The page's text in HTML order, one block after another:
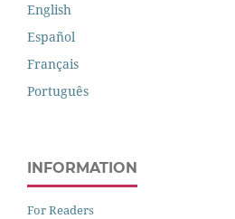
English
Español
Français
Português
INFORMATION
For Readers